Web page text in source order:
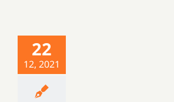
22
12, 2021